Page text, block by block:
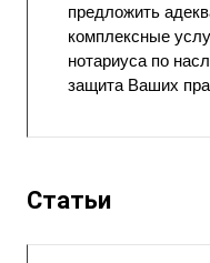
предложить
комплексные
нотариуса по
защита Ваших
Статьи